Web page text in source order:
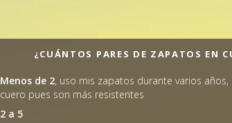
¿CUÁNTOS PARES DE ZAPATOS EN
Menos de 2, uso mis zapatos durante varios
cuero pues son más resistentes
2 a 5